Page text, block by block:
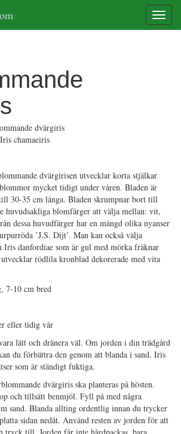
dvärgiris
Iris chamaeiris
dvärgirisen utvecklar korta stjälkar
mycket tidigt under våren. Bladen är
30-35 cm långa. Bladen skrumpnar bort till
huvudsakliga blomfärger att välja mellan: vit,
dessa huvudfärger har en mängd olika nyanser
’J.S. Dijt’. Man kan också välja
Iris danfordiae som är gul med mörka fräknar
rödlila kronblad dekorerade med vita
7-10 cm bred
eller tidig vår
lätt och dränera väl. Om jorden i din trädgård
du förbättra den genom att blanda i sand. Iris
som är ständigt fuktiga.
dvärgiris ska planteras på hösten.
och tillsätt benmjöl. Fyll på med några
sand. Blanda allting ordentlig innan du trycker
sidan nedåt. Använd resten av jorden för att